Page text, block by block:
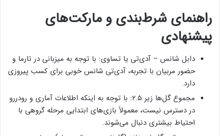
راهنمای شرط‌بندی و مارکت‌های
پیشنهادی
دابل شانس – آ‌دی‌تی یا تساوی: با توجه به میزبانی در تارما و
حضور مربیان با تجربه، آ‌دی‌تی شانس خوبی برای کسب پیروزی
دارد.
مجموع گل‌ها زیر ۲.۵: با توجه به اینکه اطلاعات آماری و رودررو
در دسترس نیست، معمولاً بازی‌های ابتدایی مرحله گروهی با
احتیاط بیشتری دنبال می‌شوند.